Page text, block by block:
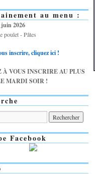
au menu :
2026
poulet - Pâtes
inscrire, cliquez ici !
À VOUS INSCRIRE AU PLUS
MARDI SOIR !
Facebook